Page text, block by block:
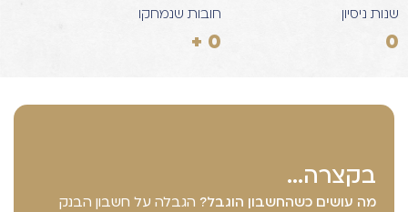
שנות ניסיון
0
חובות שנמחקו
0
+
בקצרה...
מה עושים כשהחשבון הוגבל? הגבלה על חשבון הבנק